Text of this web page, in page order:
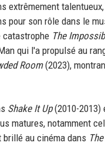
extrêmement
pour son rôle dans le
catastrophe The
qui l'a propulsé au
Room(2023),
Shake It Up(2010-2013)
matures, notamment
brillé au cinéma dans The